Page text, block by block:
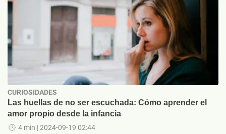
CURIOSIDADES
Las huellas de no ser escuchada: Cómo aprender el
amor propio desde la infancia
4 min | 2024-09-19 02:44